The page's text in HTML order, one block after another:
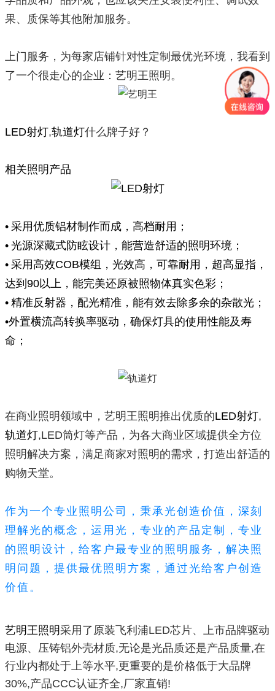
果、质保等其他附加服务。
上门服务，为每家店铺针对性定制最优光环境，我看到
了一个很走心的企业：艺明王照明。
LED射灯,轨道灯什么牌子好？
相关照明产品
• 采用优质铝材制作而成，高档耐用；
• 光源深藏式防眩设计，能营造舒适的照明环境；
• 采用高效COB模组，光效高，可靠耐用，超高显指，
达到90以上，能完美还原被照物体真实色彩；
• 精准反射器，配光精准，能有效去除多余的杂散光；
•外置横流高转换率驱动，确保灯具的使用性能及寿
命；
在商业照明领域中，艺明王照明推出优质的LED射灯,
轨道灯,LED筒灯等产品，为各大商业区域提供全方位
照明解决方案，满足商家对照明的需求，打造出舒适的
购物天堂。
作为一个专业照明公司，秉承光创造价值，深刻
理解光的概念，运用光，专业的产品定制，专业
的照明设计，给客户最专业的照明服务，解决照
明问题，提供最优照明方案，通过光给客户创造
价值。
艺明王照明采用了原装飞利浦LED芯片、上市品牌驱动
电源、压铸铝外壳材质,无论是光品质还是产品质量,在
行业内都处于上等水平,更重要的是价格低于大品牌
30%,产品CCC认证齐全,厂家直销!